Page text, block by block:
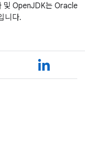
및 OpenJDK는 Oracle
니다.